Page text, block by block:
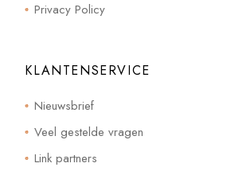
Privacy Policy
KLANTENSERVICE
Nieuwsbrief
Veel gestelde vragen
Link partners